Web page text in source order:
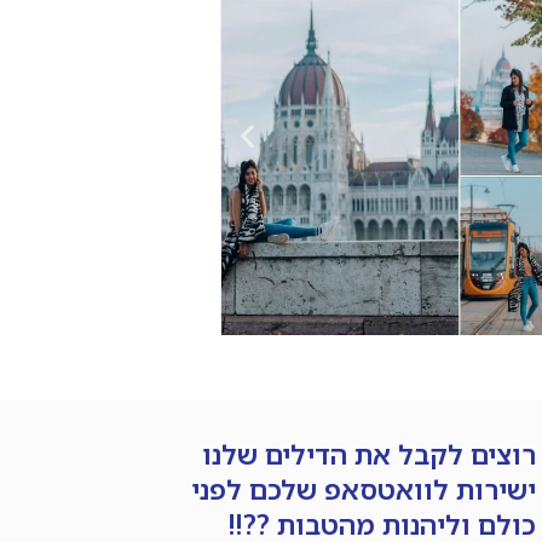
רוצים לקבל את הדילים שלנו
ישירות לוואטסאפ שלכם לפני
כולם וליהנות מהטבות ??!!